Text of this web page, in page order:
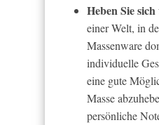
Heben Sie
einer Welt, in
Massenware
individuelle
eine gute
Masse
persönliche